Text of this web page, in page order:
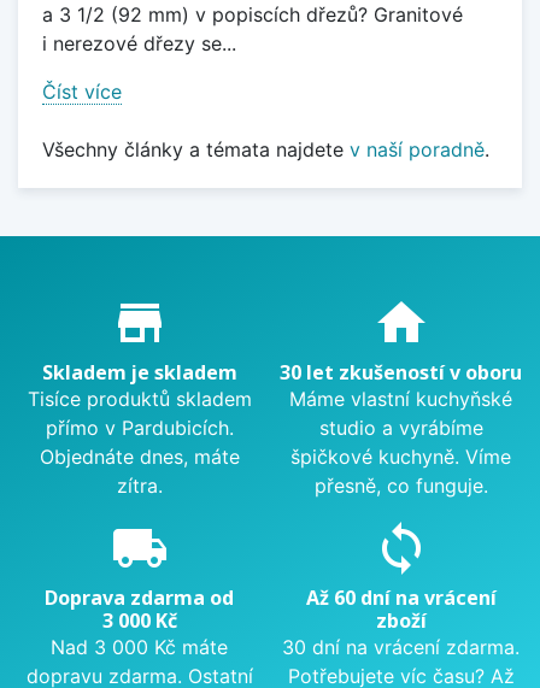
a 3 1/2 (92 mm) v popiscích dřezů? Granitové
i nerezové dřezy se...
Číst více
Všechny články a témata najdete v naší poradně.
Proč nakupovat u nás?
store_mall_directory
Skladem je skladem
Tisíce produktů skladem
přímo v Pardubicích.
Objednáte dnes, máte
zítra.
home
30 let zkušeností v oboru
Máme vlastní kuchyňské
studio a vyrábíme
špičkové kuchyně. Víme
přesně, co funguje.
local_shipping
Doprava zdarma od
3 000 Kč
Nad 3 000 Kč máte
dopravu zdarma. Ostatní
sync
Až 60 dní na vrácení
zboží
30 dní na vrácení zdarma.
Potřebujete víc času? Až